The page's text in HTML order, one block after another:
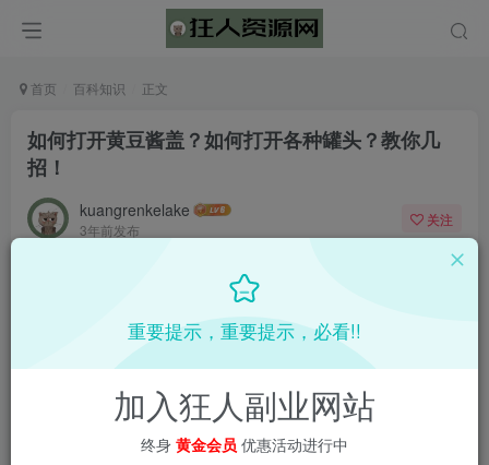
首页 百科知识 正文
如何打开黄豆酱盖？如何打开各种罐头？教你几
招！
kuangrenkelake
3年前发布
关注
重要提示，重要提示，必看!!
加入狂人副业网站
终身 黄金会员 优惠活动进行中